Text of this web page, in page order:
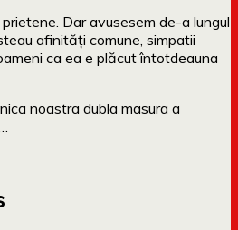
Dar avusesem de-a lungul
afinități comune, simpatii
ca ea e plăcut întotdeauna
noastra dubla masura a